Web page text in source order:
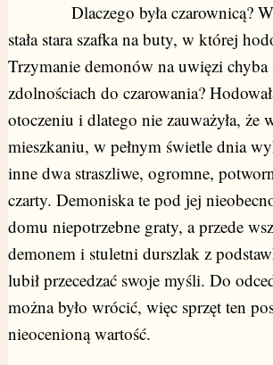
Dlaczego była czarownicą? W
stała stara szafka na buty, w której
Trzymanie demonów na uwięzi chyba
zdolnościach do czarowania?
otoczeniu i dlatego nie zauważyła, że
mieszkaniu, w pełnym świetle dnia
inne dwa straszliwe, ogromne,
czarty. Demoniska te pod jej
domu niepotrzebne graty, a przede
demonem i stuletni durszlak z
lubił przecedzać swoje myśli. Do
można było wrócić, więc sprzęt ten
nieocenioną wartość.